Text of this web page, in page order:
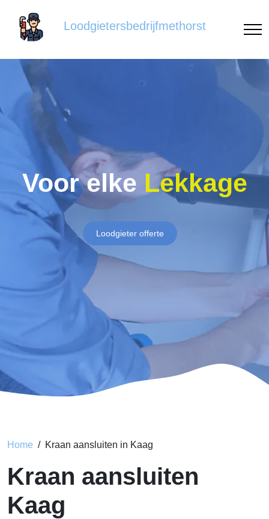
Loodgietersbedrijfmethorst
Voor elke Lekkage
Loodgieter offerte
Home Kraan aansluiten in Kaag
Kraan aansluiten
Kaag